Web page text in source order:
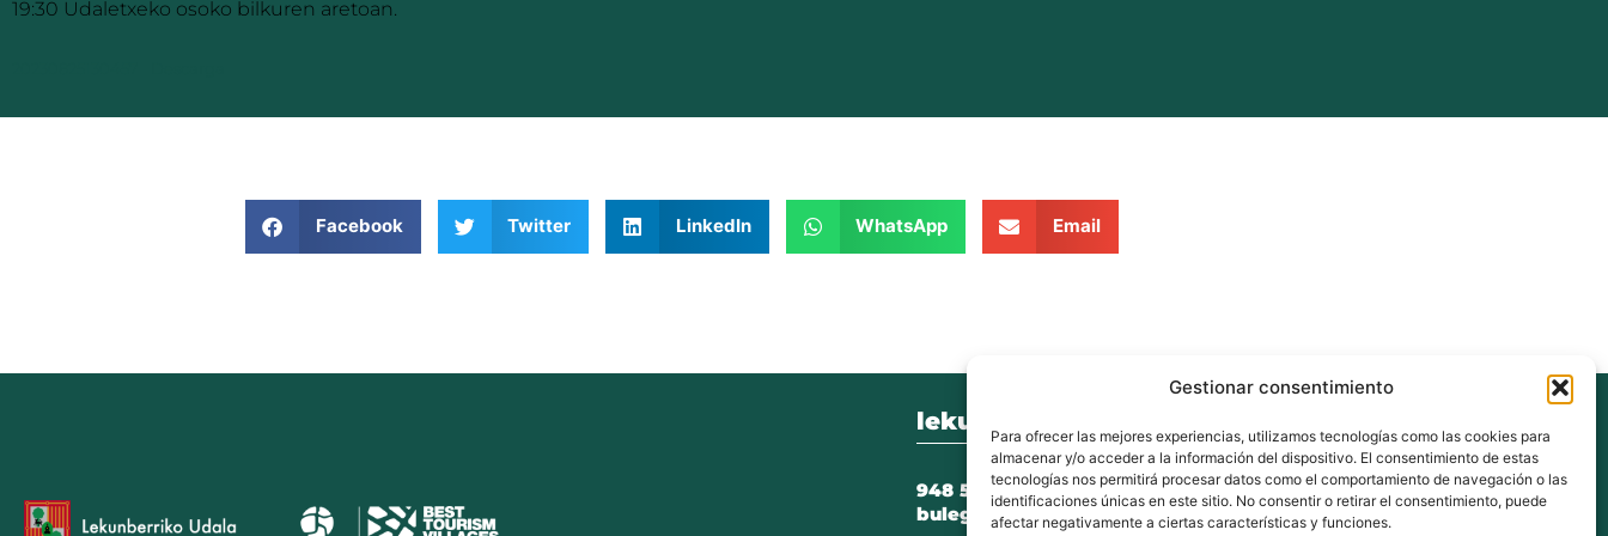
Gestionar consentimiento
Para ofrecer las mejores experiencias, utilizamos tecnologías como las cookies para
almacenar y/o acceder a la información del dispositivo. El consentimiento de estas
tecnologías nos permitirá procesar datos como el comportamiento de navegación o las
identificaciones únicas en este sitio. No consentir o retirar el consentimiento, puede
afectar negativamente a ciertas características y funciones.
19:30 Udaletxeko osoko bilkuren aretoan.
Facebook Twitter LinkedIn WhatsApp Email
lekunberri.eus
948 504 211
bulegoak@lekunberri.eus